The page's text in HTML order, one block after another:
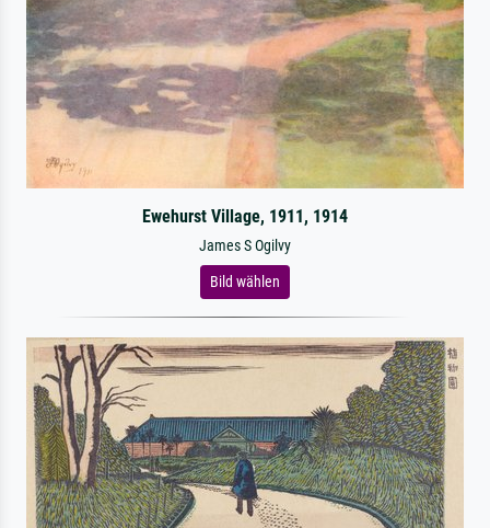
Ewehurst Village, 1911, 1914
James S Ogilvy
Bild wählen